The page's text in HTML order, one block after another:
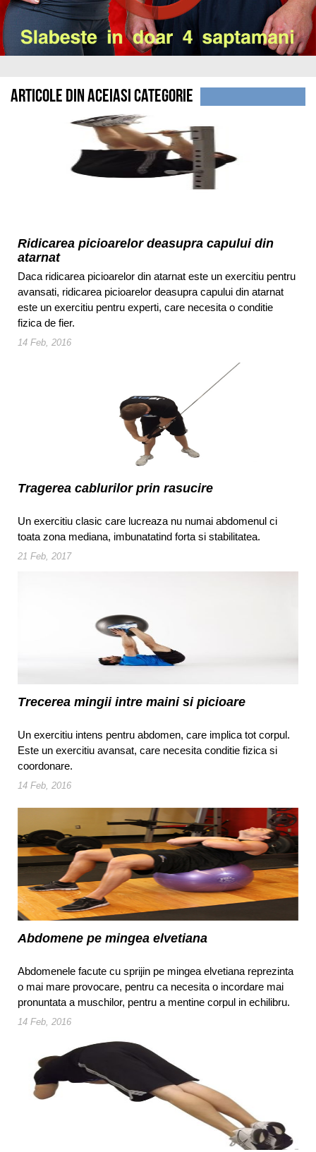
Articole din aceiasi categorie
Ridicarea picioarelor deasupra capului din
atarnat
Daca ridicarea picioarelor din atarnat este un exercitiu pentru
avansati, ridicarea picioarelor deasupra capului din atarnat
este un exercitiu pentru experti, care necesita o conditie
fizica de fier.
14 Feb, 2016
Tragerea cablurilor prin rasucire
Un exercitiu clasic care lucreaza nu numai abdomenul ci
toata zona mediana, imbunatatind forta si stabilitatea.
21 Feb, 2017
Trecerea mingii intre maini si picioare
Un exercitiu intens pentru abdomen, care implica tot corpul.
Este un exercitiu avansat, care necesita conditie fizica si
coordonare.
14 Feb, 2016
Abdomene pe mingea elvetiana
Abdomenele facute cu sprijin pe mingea elvetiana reprezinta
o mai mare provocare, pentru ca necesita o incordare mai
pronuntata a muschilor, pentru a mentine corpul in echilibru.
14 Feb, 2016